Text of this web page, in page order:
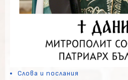
Слова и послания